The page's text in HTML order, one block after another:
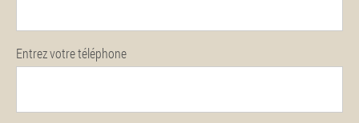
Entrez votre téléphone